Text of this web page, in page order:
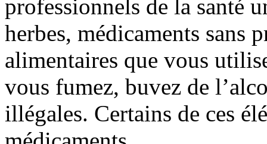
professionnels de la santé
herbes, médicaments sans
alimentaires que vous
vous fumez, buvez de
illégales. Certains de ces